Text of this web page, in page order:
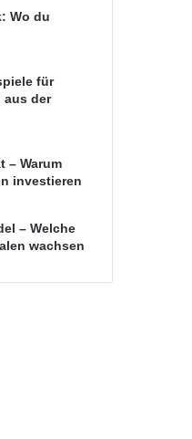
Wo du
für
aus der
– Warum
investieren
– Welche
wachsen